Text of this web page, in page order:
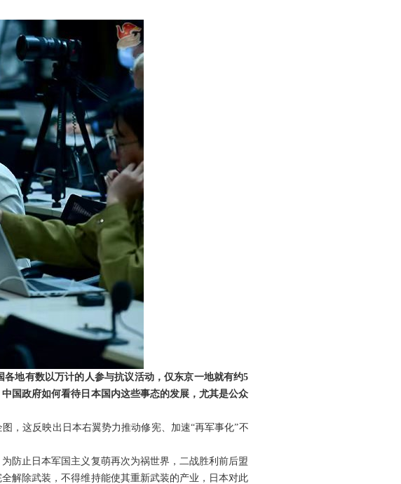
地有数以万计的人参与抗议活动，仅东京一地就有约5
国政府如何看待日本国内这些事态的发展，尤其是公众
，这反映出日本右翼势力推动修宪、加速“再军事化”不
防止日本军国主义复萌再次为祸世界，二战胜利前后盟
解除武装，不得维持能使其重新武装的产业，日本对此